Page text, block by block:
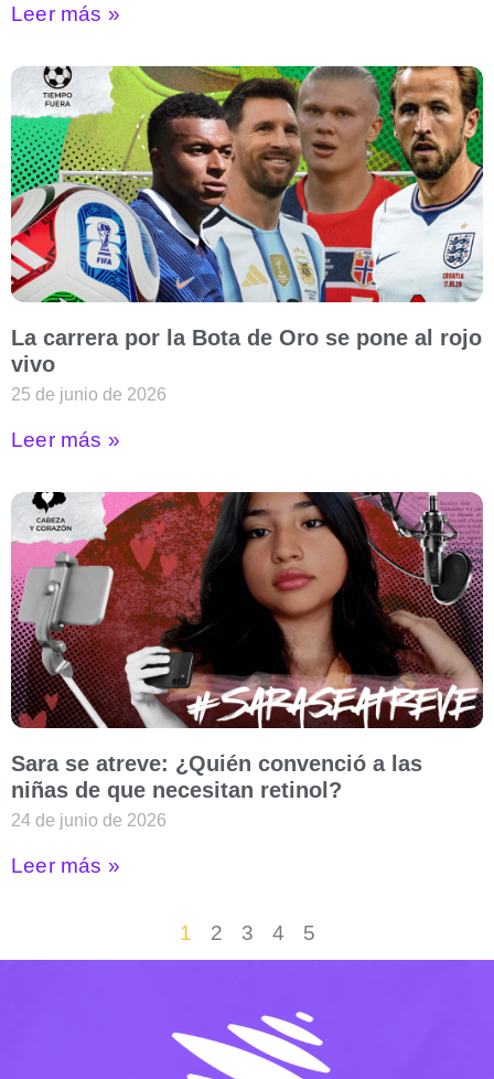
Leer más »
La carrera por la Bota de Oro se pone al rojo
vivo
25 de junio de 2026
Leer más »
Sara se atreve: ¿Quién convenció a las
niñas de que necesitan retinol?
24 de junio de 2026
Leer más »
1 2 3 4 5